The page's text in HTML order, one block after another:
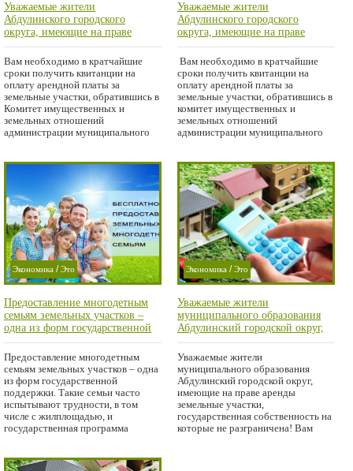
Криминал/
Проишествие/
Город
Уважаемые жители
Абдулинского городского
округа, имеющие на праве
аренды земельные участки,
государственная собственность
на которые не разграничена!
Вам необходимо в кратчайшие
сроки получить квитанции на
оплату арендной платы за
земельные участки, обратившись в
Комитет имущественных и
земельных отношений
администрации муниципального
Проишествие/
Город
Уважаемые жители
Абдулинского городского
округа, имеющие на праве
аренды земельные участки,
государственная собственность
на которые не разграничена!
Вам необходимо в кратчайшие
сроки получить квитанции на
оплату арендной платы за
земельные участки, обратившись в
комитет имущественных и
земельных отношений
администрации муниципального
Экономика /Это
важно/
Проишествие/
Город
Предоставление многодетным
семьям земельных участков –
одна из форм государственной
поддержки.
Предоставление многодетным
семьям земельных участков – одна
из форм государственной
поддержки. Такие семьи часто
испытывают трудности, в том
числе с жилплощадью, и
государственная программа
Экономика /Это
важно/
Криминал/
Проишествие/
Город
Уважаемые жители
муниципального образования
Абдулинский городской округ,
имеющие на праве аренды
земельные участки,
государственная собственность
на которые не разграничена!
Уважаемые жители
муниципального образования
Абдулинский городской округ,
имеющие на праве аренды
земельные участки,
государственная собственность на
которые не разграничена! Вам